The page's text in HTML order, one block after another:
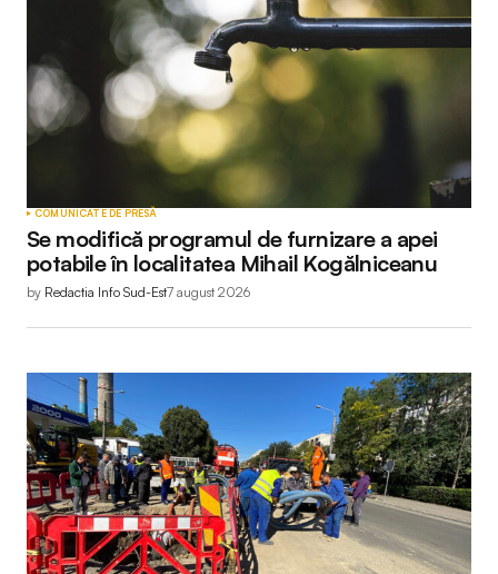
COMUNICATE DE PRESĂ
Se modifică programul de furnizare a apei
potabile în localitatea Mihail Kogălniceanu
by Redactia Info Sud-Est7 august 2026